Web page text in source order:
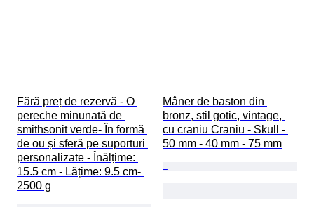
Fără preț de rezervă - O
pereche minunată de
smithsonit verde- În formă
de ou și sferă pe suporturi
personalizate - Înălțime:
15.5 cm - Lățime: 9.5 cm-
2500 g
Mâner de baston din
bronz, stil gotic, vintage,
cu craniu Craniu - Skull -
50 mm - 40 mm - 75 mm